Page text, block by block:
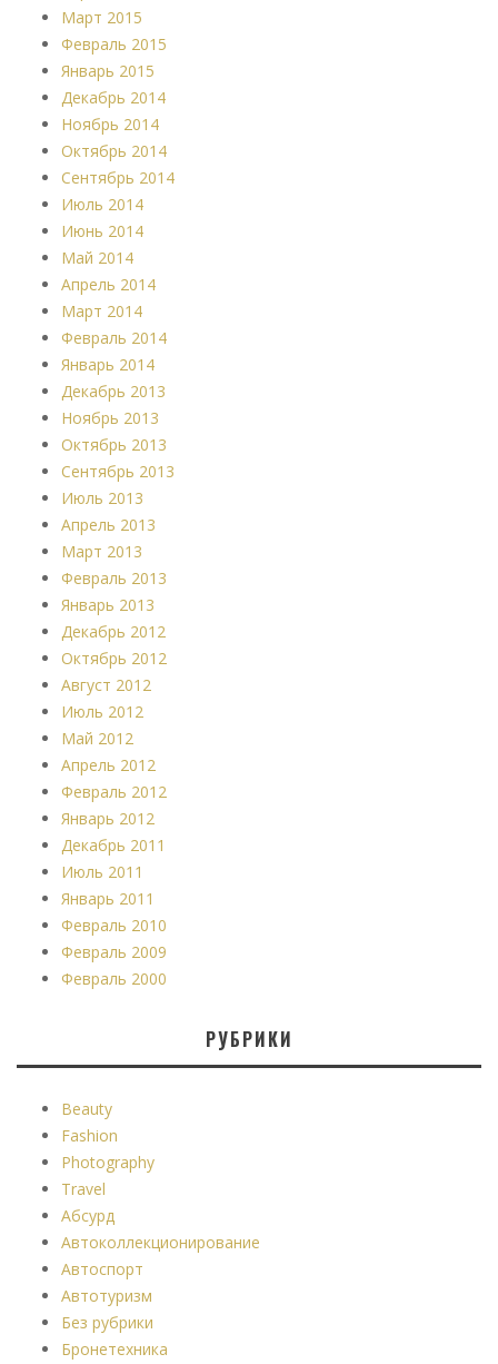
Март 2015
Февраль 2015
Январь 2015
Декабрь 2014
Ноябрь 2014
Октябрь 2014
Сентябрь 2014
Июль 2014
Июнь 2014
Май 2014
Апрель 2014
Март 2014
Февраль 2014
Январь 2014
Декабрь 2013
Ноябрь 2013
Октябрь 2013
Сентябрь 2013
Июль 2013
Апрель 2013
Март 2013
Февраль 2013
Январь 2013
Декабрь 2012
Октябрь 2012
Август 2012
Июль 2012
Май 2012
Апрель 2012
Февраль 2012
Январь 2012
Декабрь 2011
Июль 2011
Январь 2011
Февраль 2010
Февраль 2009
Февраль 2000
РУБРИКИ
Beauty
Fashion
Photography
Travel
Абсурд
Автоколлекционирование
Автоспорт
Автотуризм
Без рубрики
Бронетехника